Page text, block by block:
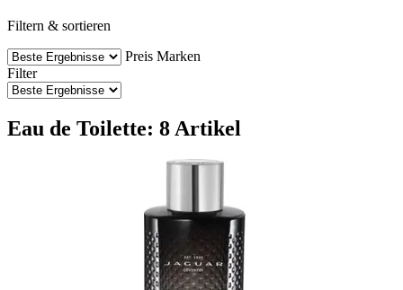
Filtern & sortieren
Preis Marken
Filter
Eau de Toilette: 8 Artikel